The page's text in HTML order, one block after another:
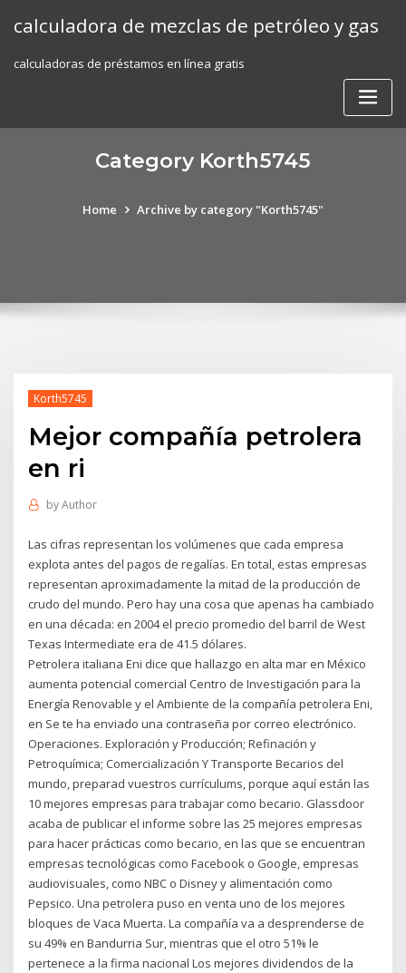
calculadora de mezclas de petróleo y gas
calculadoras de préstamos en línea gratis
Category Korth5745
Home Archive by category "Korth5745"
Korth5745
Mejor compañía petrolera
en ri
byAuthor
Las cifras representan los volúmenes que cada empresa
explota antes del pagos de regalías. En total, estas empresas
representan aproximadamente la mitad de la producción de
crudo del mundo. Pero hay una cosa que apenas ha cambiado
en una década: en 2004 el precio promedio del barril de West
Texas Intermediate era de 41.5 dólares.
Petrolera italiana Eni dice que hallazgo en alta mar en México
aumenta potencial comercial Centro de Investigación para la
Energía Renovable y el Ambiente de la compañía petrolera Eni,
en Se te ha enviado una contraseña por correo electrónico.
Operaciones. Exploración y Producción; Refinación y
Petroquímica; Comercialización Y Transporte Becarios del
mundo, preparad vuestros currículums, porque aquí están las
10 mejores empresas para trabajar como becario. Glassdoor
acaba de publicar el informe sobre las 25 mejores empresas
para hacer prácticas como becario, en las que se encuentran
empresas tecnológicas como Facebook o Google, empresas
audiovisuales, como NBC o Disney y alimentación como
Pepsico. Una petrolera puso en venta uno de los mejores
bloques de Vaca Muerta. La compañía va a desprenderse de
su 49% en Bandurria Sur, mientras que el otro 51% le
pertenece a la firma nacional Los mejores dividendos de la